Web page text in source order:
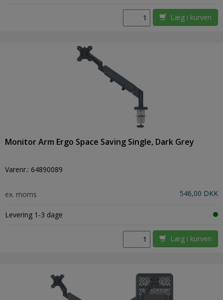
Læg i kurven
Monitor Arm Ergo Space Saving Single, Dark Grey
Varenr.: 64890089
ex. moms 546,00 DKK
Levering 1-3 dage
Læg i kurven